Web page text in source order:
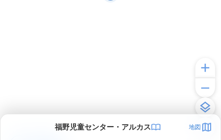
福野児童センター・アルカス 地図